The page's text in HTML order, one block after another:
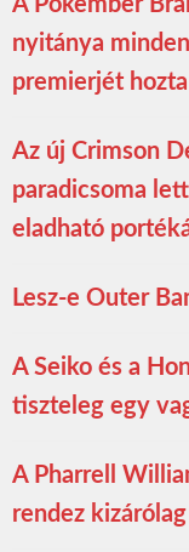
A Pókember
nyitánya
premierjét hozta
Az új Crimson
paradicsoma
eladható
Lesz-e Outer
A Seiko és a
tiszteleg egy
A Pharrell
rendez